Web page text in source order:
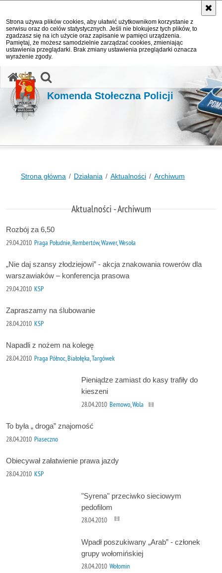
Strona używa plików cookies, aby ułatwić użytkownikom korzystanie z
serwisu oraz do celów statystycznych. Jeśli nie blokujesz tych plików, to
zgadzasz się na ich użycie oraz zapisanie w pamięci urządzenia.
Pamiętaj, że możesz samodzielnie zarządzać cookies, zmieniając
ustawienia przeglądarki. Brak zmiany ustawienia przeglądarki oznacza
wyrażenie zgody.
Komenda Stołeczna Policji
Strona główna Działania Aktualności Archiwum
Aktualności - Archiwum
Rozbój za 6,50
29.04.2010 Praga Południe, Rembertów, Wawer, Wesoła
„Nie daj szansy złodziejowi” - akcja znakowania rowerów dla
warszawiaków – konferencja prasowa
29.04.2010 KSP
Zapraszamy na ślubowanie
28.04.2010 KSP
Napadli z nożem na kolegę
28.04.2010 Praga Północ, Białołęka, Targówek
Pieniądze zamiast do kasy trafiły do
kieszeni
28.04.2010 Bemowo, Wola
To była „ droga” znajomość
28.04.2010 Piaseczno
Obiecywał załatwienie prawa jazdy
28.04.2010 KSP
"Syrena" przeciwko sieciowym
pedofilom
28.04.2010
Wpadł poszukiwany „Arab” - członek
grupy wołomińskiej
28.04.2010 Wołomin